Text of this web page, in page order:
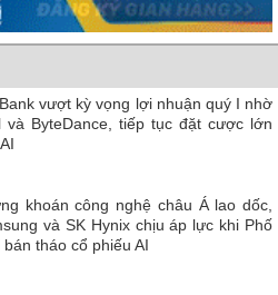
vượt kỳ vọng lợi nhuận quý I nhờ
và ByteDance, tiếp tục đặt cược lớn
khoán công nghệ châu Á lao dốc,
và SK Hynix chịu áp lực khi Phố
bán tháo cổ phiếu AI